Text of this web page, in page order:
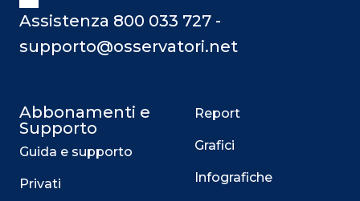
Assistenza 800 033 727 -
supporto@osservatori.net
Abbonamenti e
Supporto
Guida e supporto
Privati
Report
Grafici
Infografiche